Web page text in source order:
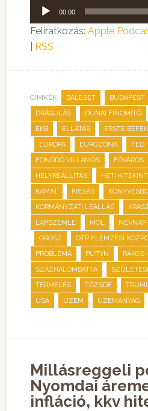
Audió
lejátszó
00:00
Feliratkozás: Apple
RSS
CÍMKÉK: BALESET , BUDAPEST
DRÁGULÁS , DUNAI FINOMÍTÓ ,
EKB , ELLÁTÁS , ERSTE
, EURÓPA , EURÓZÓNA , FED
FONÓDÓ VILLAMOS , FŐVÁROS
HELYREÁLLÍTÁS , HETI
KAMAT , KIESÁS ,
KORMÁNYZATI LEÁLLÁS ,
LAPSZEMLE , MOL , NÉVNAP
, OROSZ , OTP ELEMZÉSI
PROBLÉMA , PUTYN ,
SZÁZHALOMBATTA ,
TERMELÉS , TŐZSDE ,
USA , ÜZEM , ÜZEMANYAG ,
Millásreggeli
Nyomdai
infláció, kkv